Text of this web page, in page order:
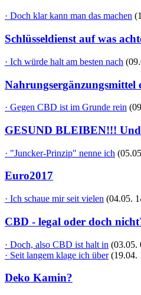
· Doch klar kann man das machen
Schlüsseldienst auf was
· Ich würde halt am besten nach
Nahrungsergänzungsmittel
· Gegen CBD ist im Grunde rein
GESUND BLEIBEN!!!
· "Juncker-Prinzip" nenne ich
Euro2017
· Ich schaue mir seit vielen (04.05.
CBD - legal oder doch
· Doch, also CBD ist halt in (03.05.
· Seit langem klage ich über (19.04.
Deko Kamin?